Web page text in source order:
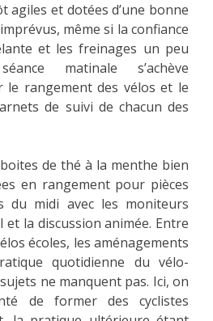
agiles et dotées d’une bonne
même si la confiance
et les freinages un peu
matinale s’achève
le rangement des vélos et le
de suivi de chacun des
de thé à la menthe bien
en rangement pour pièces
du midi avec les moniteurs
et la discussion animée. Entre
écoles, les aménagements
quotidienne du vélo-
ne manquent pas. Ici, on
de former des cyclistes